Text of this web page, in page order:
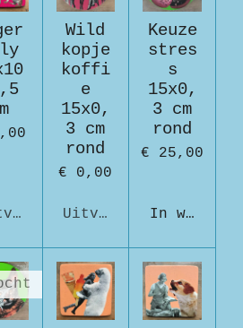
Wild
kopje
koffi
e
15x0,
3 cm
rond
€ 0,00
Uitverkocht
Keuze
stres
s
15x0,
3 cm
rond
€ 25,00
In